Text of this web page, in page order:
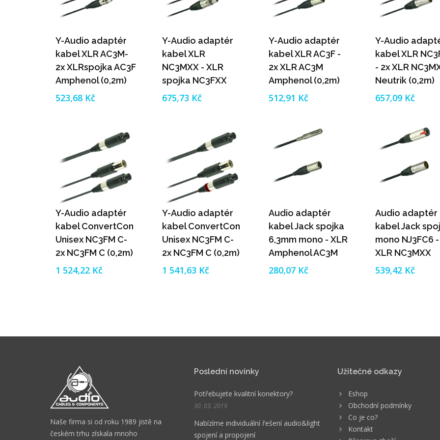
Y-Audio adaptér
kabel XLR AC3M-
2x XLRspojka AC3F
Amphenol (0,2m)
523,68 Kč
Y-Audio adaptér
kabel XLR
NC3MXX - XLR
spojka NC3FXX
Neutrik (0,2m)
675,73 Kč
Y-Audio adaptér
kabel XLR AC3F -
2x XLR AC3M
Amphenol (0,2m)
512,91 Kč
Y-Audio
kabel XLR
- 2x XLR
Neutrik (0,2m)
657,09 Kč
Y-Audio adaptér
kabel ConvertCon
Unisex NC3FM C-
2x NC3FM C (0,2m)
1 524,22 Kč
Y-Audio adaptér
kabel ConvertCon
Unisex NC3FM C-
2x NC3FM C (0,2m)
1 541,63 Kč
Audio adaptér
kabel Jack spojka
6,3mm mono - XLR
Amphenol AC3M
(0,2m)
280,07 Kč
Audio adaptér
kabel Jack
mono NJ3FC6 -
XLR NC3MXX
Neutrik (0,2m)
539,42 Kč
Naše firma si od roku 1989 jistě na
českém trhu získala mnoho
Poslední novinky
Potřebujete kvalitní konektory?
30. 03. 2019
Nabízíme individuální řešení audio&light
spojení a propojení
Užitečné odkazy
Eshop
Obchodní podmínky
Co je co?
Kontakt